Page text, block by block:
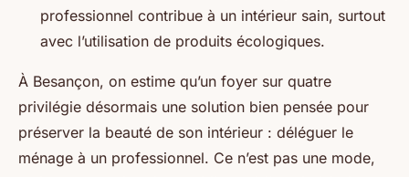
professionnel contribue à un intérieur sain, surtout
avec l’utilisation de produits écologiques.
À Besançon, on estime qu’un foyer sur quatre
privilégie désormais une solution bien pensée pour
préserver la beauté de son intérieur : déléguer le
ménage à un professionnel. Ce n’est pas une mode,